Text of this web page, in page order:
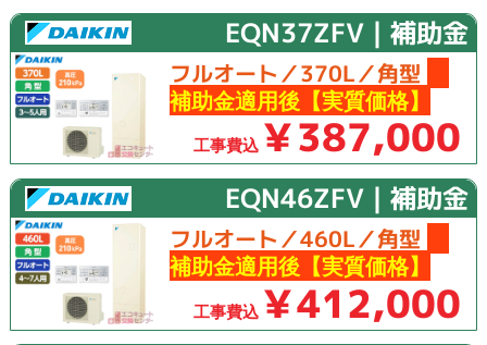
EQN37ZFV｜補助金
フルオート／370L／角型
補助金適用後【実質価格】
工事費込 ￥387,000
EQN46ZFV｜補助金
フルオート／460L／角型
補助金適用後【実質価格】
工事費込 ￥412,000